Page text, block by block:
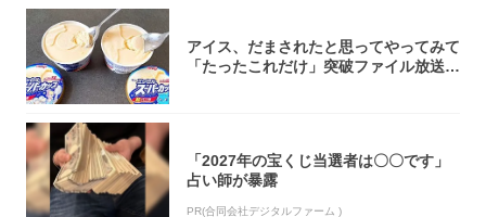
アイス、だまされたと思ってやってみて
「たったこれだけ」突破ファイル放送で
「2027年の宝くじ当選者は〇〇です」
占い師が暴露
PR(合同会社デジタルファーム )